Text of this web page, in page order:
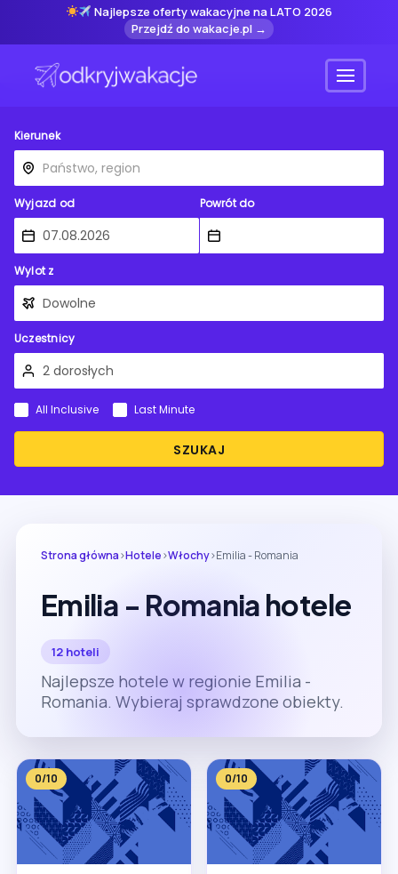
Najlepsze oferty wakacyjne na LATO 2026
Przejdź do wakacje.pl →
Menu
Kierunek
Wyjazd od Powrót do
Wylot z
Uczestnicy
SZUKAJ
All Inclusive Last Minute
Strona główna›Hotele›Włochy›Emilia - Romania
Emilia - Romania hotele
12 hoteli
Najlepsze hotele w regionie Emilia -
Romania. Wybieraj sprawdzone obiekty.
0/10 0/10